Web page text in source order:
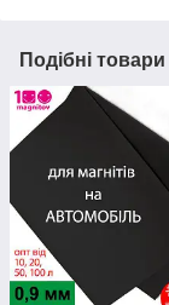
Подібні товари